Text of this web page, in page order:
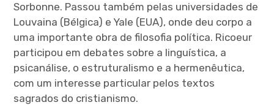
Sorbonne. Passou também pelas universidades de
Louvaina (Bélgica) e Yale (EUA), onde deu corpo a
uma importante obra de filosofia política. Ricoeur
participou em debates sobre a linguística, a
psicanálise, o estruturalismo e a hermenêutica,
com um interesse particular pelos textos
sagrados do cristianismo.